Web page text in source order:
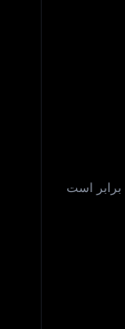
. عرضه در گردش COCORO برابر است